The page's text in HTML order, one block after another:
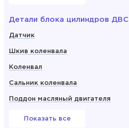
Детали блока цилиндров ДВС
Датчик
Шкив коленвала
Коленвал
Сальник коленвала
Поддон масляный двигателя
Показать все